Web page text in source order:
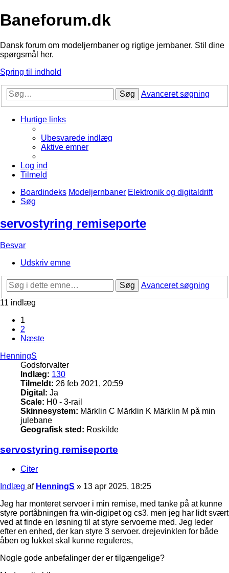
Baneforum.dk
Dansk forum om modeljernbaner og rigtige jernbaner. Stil dine
spørgsmål her.
Spring til indhold
Søg Avanceret søgning
Hurtige links
Ubesvarede indlæg
Aktive emner
Log ind
Tilmeld
Boardindeks Modeljernbaner Elektronik og digitaldrift
Søg
servostyring remiseporte
Besvar
Udskriv emne
Søg
Avanceret søgning
11 indlæg
1
2
Næste
HenningS
Godsforvalter
Indlæg: 130
Tilmeldt: 26 feb 2021, 20:59
Digital: Ja
Scale: H0 - 3-rail
Skinnesystem: Märklin C Märklin K Märklin M på min
julebane
Geografisk sted: Roskilde
servostyring remiseporte
Citer
Indlæg af HenningS » 13 apr 2025, 18:25
Jeg har monteret servoer i min remise, med tanke på at kunne
styre portåbningen fra win-digipet og cs3. men jeg har lidt svært
ved at finde en løsning til at styre servoerne med. Jeg leder
efter en enhed, der kan styre 3 servoer. drejevinklen for både
åben og lukket skal kunne reguleres,
Nogle gode anbefalinger der er tilgængelige?